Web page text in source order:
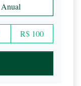
Anual
R$ 100